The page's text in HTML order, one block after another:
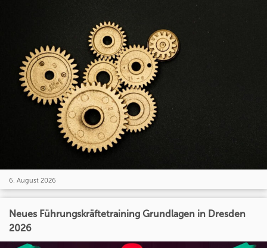
6. August 2026
Neues Führungskräftetraining Grundlagen in Dresden
2026